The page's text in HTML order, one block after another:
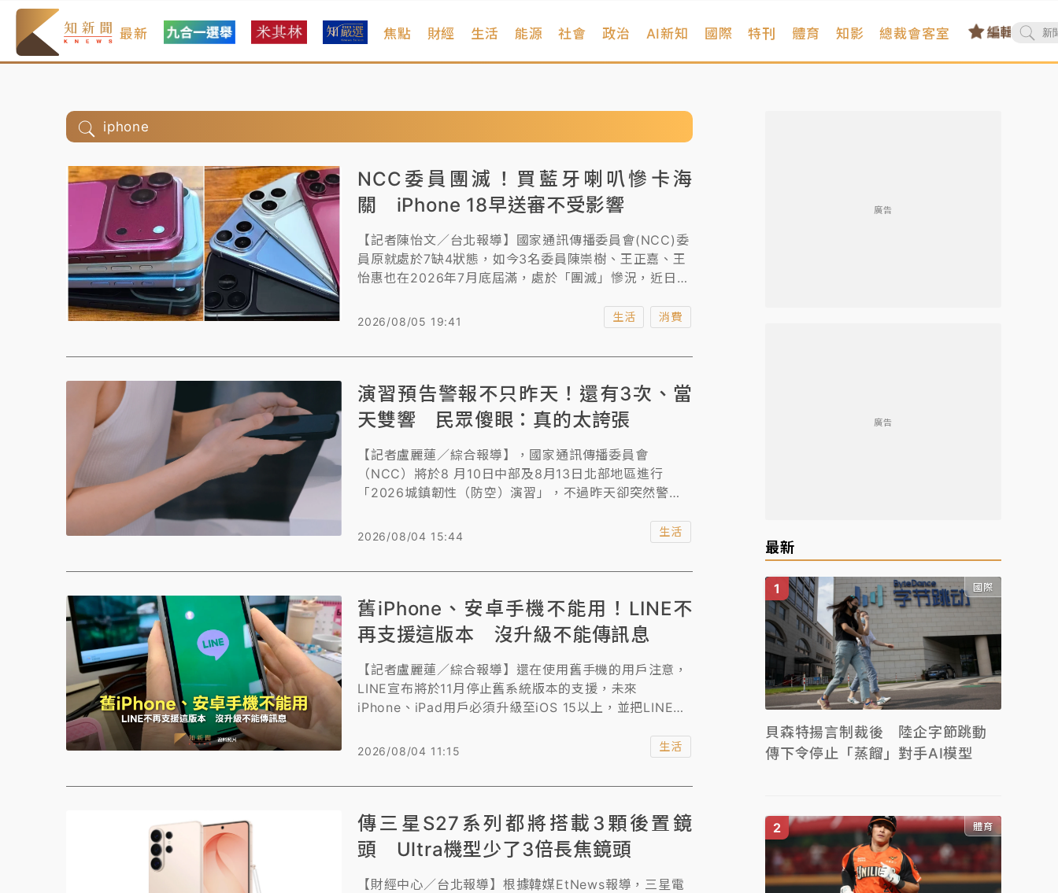
最新 焦點 財經 生活 能源 社會 政治 AI新知 國際 特刊 體育 知影 總裁會客室
iphone
NCC委員團滅！買藍牙喇叭慘卡海
關 iPhone 18早送審不受影響
【記者陳怡文／台北報導】國家通訊傳播委員會(NCC)委
員原就處於7缺4狀態，如今3名委員陳崇樹、王正嘉、王
怡惠也在2026年7月底屆滿，處於「團滅」慘況，近日就
人，無法核發進口許可證，卡在海關，針對外界強烈關注
及代理人，進口核准函無法發出，但iphone18在先前已
響，8月1日起才開始辦進口送審就只能先收件，但若持續
缺員，iphone19可能就沒法進口上市。
2026/08/05 19:41 生活 消費
演習預告警報不只昨天！還有3次、當
天雙響 民眾傻眼：真的太誇張
【記者盧麗蓮／綜合報導】，國家通訊傳播委員會
（NCC）將於8 月10日中部及8月13日北部地區進行
「2026城鎮韌性（防空）演習」，不過昨天卻突然警報
民眾事前都不知情，還以為是大地震，引發議論紛紛。其
胞廣播訊息，在13日正式進行前還有3次，且13日當天中
2026/08/04 15:44 生活
舊iPhone、安卓手機不能用！LINE不
再支援這版本 沒升級不能傳訊息
【記者盧麗蓮／綜合報導】還在使用舊手機的用戶注意，
LINE宣布將於11月停止舊系統版本的支援，未來
iPhone、iPad用戶必須升級至iOS 15以上，並把LINE更
14.4.6版本。
2026/08/04 11:15 生活
傳三星S27系列都將搭載3顆後置鏡
頭 Ultra機型少了3倍長焦鏡頭
【財經中心／台北報導】根據韓媒EtNews報導，三星電
廣告
廣告
最新
國際
貝森特揚言制裁後 陸企字節跳動
傳下令停止「蒸餾」對手AI模型
體育